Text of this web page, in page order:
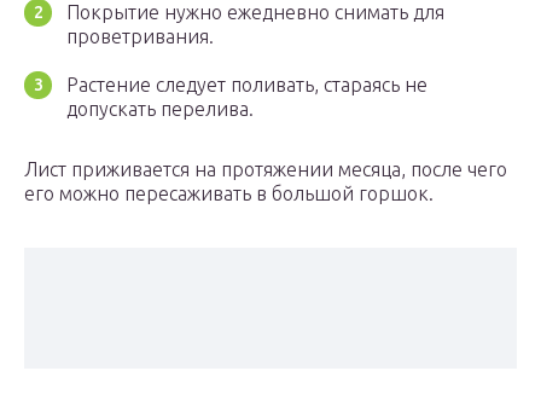
Покрытие нужно ежедневно снимать для
проветривания.
Растение следует поливать, стараясь не
допускать перелива.
Лист приживается на протяжении месяца, после чего
его можно пересаживать в большой горшок.